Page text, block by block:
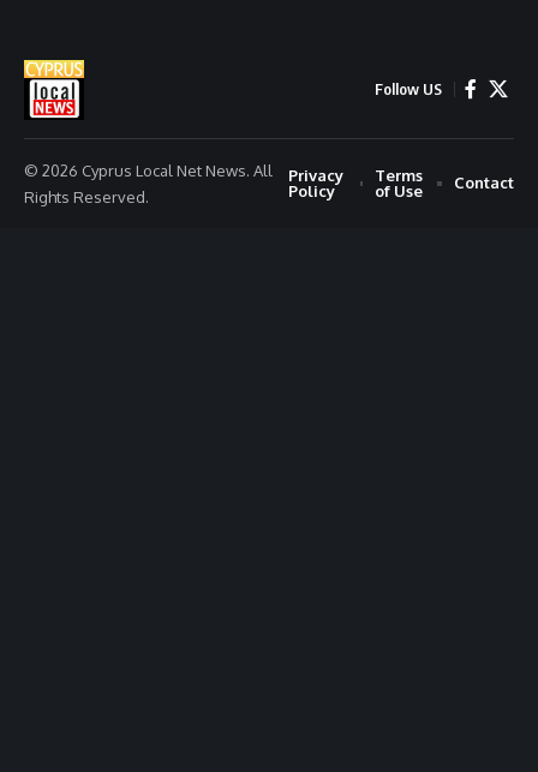
Follow US
© 2026 Cyprus Local Net News. All
Rights Reserved.
Privacy
Policy
Terms
of Use
Contact